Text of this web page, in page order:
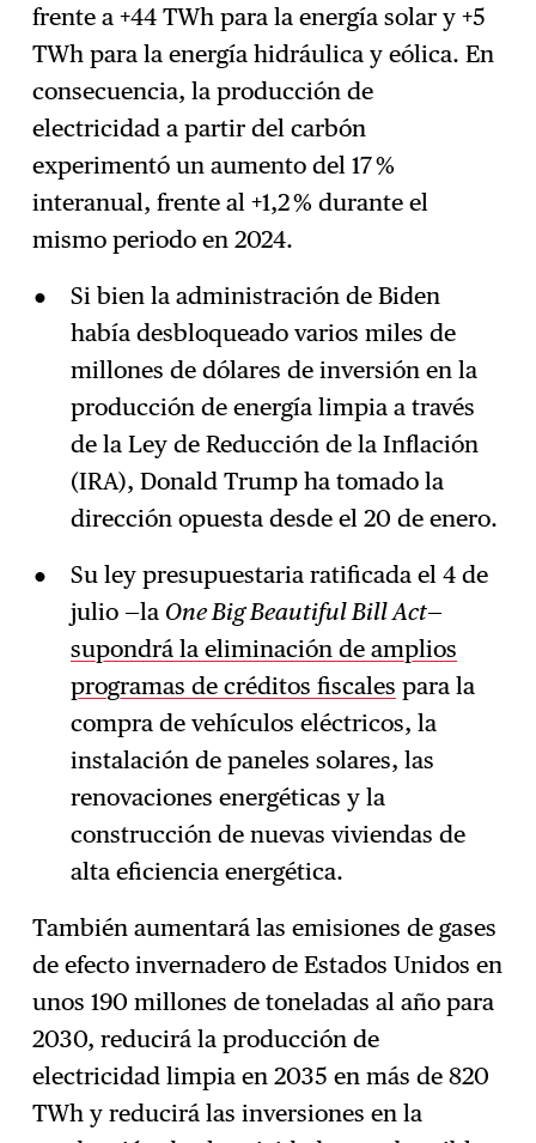
frente a +44 TWh para la energía solar y +5
TWh para la energía hidráulica y eólica. En
consecuencia, la producción de
electricidad a partir del carbón
experimentó un aumento del 17 %
interanual, frente al +1,2 % durante el
mismo periodo en 2024.
Si bien la administración de Biden
había desbloqueado varios miles de
millones de dólares de inversión en la
producción de energía limpia a través
de la Ley de Reducción de la Inflación
(IRA), Donald Trump ha tomado la
dirección opuesta desde el 20 de enero.
Su ley presupuestaria ratificada el 4 de
julio —la One Big Beautiful Bill Act—
supondrá la eliminación de amplios
programas de créditos fiscales para la
compra de vehículos eléctricos, la
instalación de paneles solares, las
renovaciones energéticas y la
construcción de nuevas viviendas de
alta eficiencia energética.
También aumentará las emisiones de gases
de efecto invernadero de Estados Unidos en
unos 190 millones de toneladas al año para
2030, reducirá la producción de
electricidad limpia en 2035 en más de 820
TWh y reducirá las inversiones en la